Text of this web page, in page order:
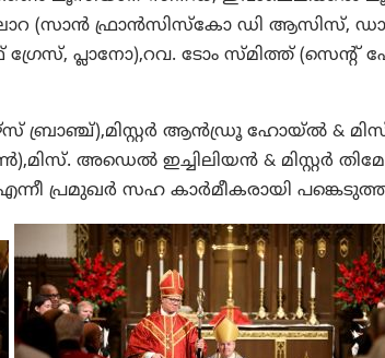
(സാൻ ഫ്രാൻസിസ്കോ ഡി ആസിസ്,
ഗ്രേസ്, പ്ലാനോ),റവ. ടോം സ്മിത്ത്
ആൻഡ്രൂ ഹോയ്ൽ &
അഡെൽ ഇച്ചിലിയൻ & മിസ്റ്റർ
പ്രമുഖർ സഹ കാർമീകരായി